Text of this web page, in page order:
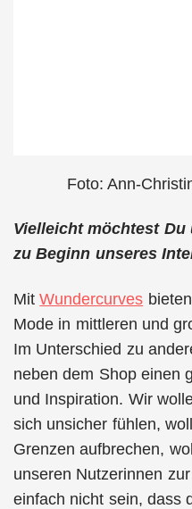
Foto: Ann-
Vielleicht möchtest Du
zu Beginn unseres
MitWundercurves
Mode in mittleren und
Im Unterschied zu
neben dem Shop einen
und Inspiration. Wir
sich unsicher fühlen,
Grenzen aufbrechen,
unseren Nutzerinnen
einfach nicht sein, dass